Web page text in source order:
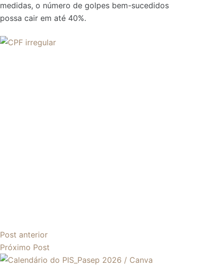
medidas, o número de golpes bem-sucedidos
possa cair em até 40%.
Post anterior
Próximo Post